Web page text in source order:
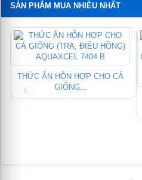
SẢN PHẨM MUA NHIỀU NHẤT
THỨC ĂN HỖN HỢP CHO CÁ
GIỐNG...